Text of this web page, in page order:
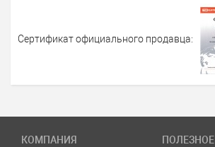
Сертификат официального продавца:
КОМПАНИЯ
ПОЛЕЗНОЕ